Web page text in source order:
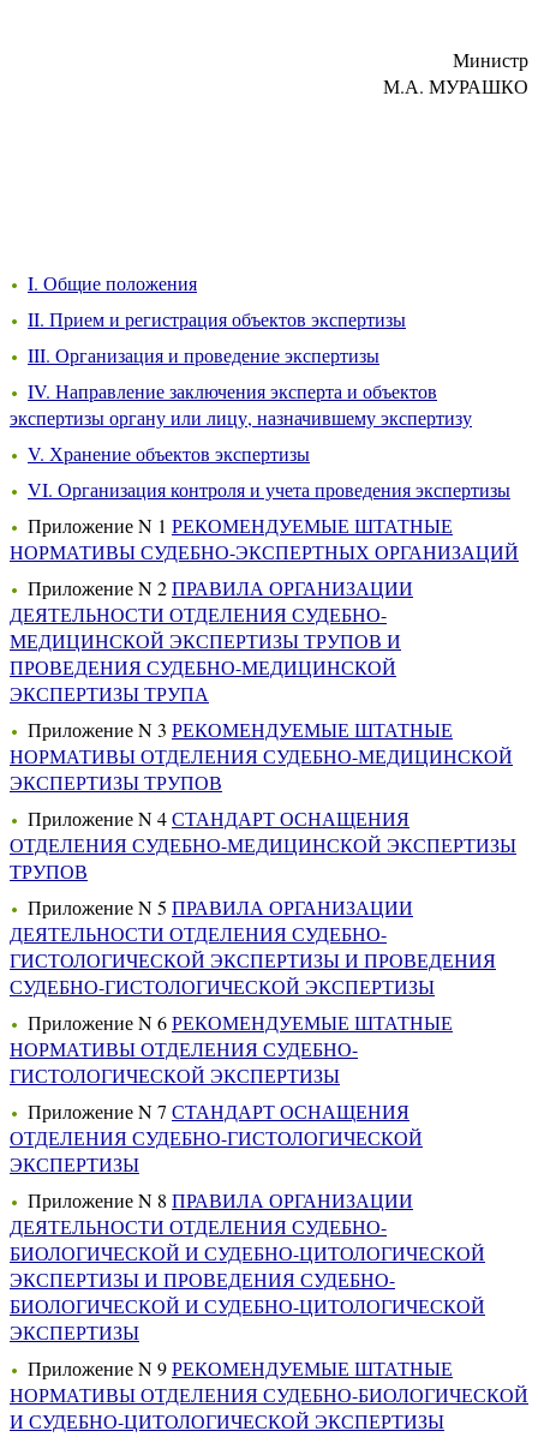
Министр
М.А. МУРАШКО
I. Общие положения
II. Прием и регистрация объектов экспертизы
III. Организация и проведение экспертизы
IV. Направление заключения эксперта и объектов
экспертизы органу или лицу, назначившему экспертизу
V. Хранение объектов экспертизы
VI. Организация контроля и учета проведения экспертизы
Приложение N 1 РЕКОМЕНДУЕМЫЕ ШТАТНЫЕ
НОРМАТИВЫ СУДЕБНО-ЭКСПЕРТНЫХ ОРГАНИЗАЦИЙ
Приложение N 2ПРАВИЛА ОРГАНИЗАЦИИ
ДЕЯТЕЛЬНОСТИ ОТДЕЛЕНИЯ СУДЕБНО-
МЕДИЦИНСКОЙ ЭКСПЕРТИЗЫ ТРУПОВ И
ПРОВЕДЕНИЯ СУДЕБНО-МЕДИЦИНСКОЙ
ЭКСПЕРТИЗЫ ТРУПА
Приложение N 3 РЕКОМЕНДУЕМЫЕ ШТАТНЫЕ
НОРМАТИВЫ ОТДЕЛЕНИЯ СУДЕБНО-МЕДИЦИНСКОЙ
ЭКСПЕРТИЗЫ ТРУПОВ
Приложение N 4СТАНДАРТ ОСНАЩЕНИЯ
ОТДЕЛЕНИЯ СУДЕБНО-МЕДИЦИНСКОЙ ЭКСПЕРТИЗЫ
ТРУПОВ
Приложение N 5 ПРАВИЛА ОРГАНИЗАЦИИ
ДЕЯТЕЛЬНОСТИ ОТДЕЛЕНИЯ СУДЕБНО-
ГИСТОЛОГИЧЕСКОЙ ЭКСПЕРТИЗЫ И ПРОВЕДЕНИЯ
СУДЕБНО-ГИСТОЛОГИЧЕСКОЙ ЭКСПЕРТИЗЫ
Приложение N 6РЕКОМЕНДУЕМЫЕ ШТАТНЫЕ
НОРМАТИВЫ ОТДЕЛЕНИЯ СУДЕБНО-
ГИСТОЛОГИЧЕСКОЙ ЭКСПЕРТИЗЫ
Приложение N 7 СТАНДАРТ ОСНАЩЕНИЯ
ОТДЕЛЕНИЯ СУДЕБНО-ГИСТОЛОГИЧЕСКОЙ
ЭКСПЕРТИЗЫ
Приложение N 8 ПРАВИЛА ОРГАНИЗАЦИИ
ДЕЯТЕЛЬНОСТИ ОТДЕЛЕНИЯ СУДЕБНО-
БИОЛОГИЧЕСКОЙ И СУДЕБНО-ЦИТОЛОГИЧЕСКОЙ
ЭКСПЕРТИЗЫ И ПРОВЕДЕНИЯ СУДЕБНО-
БИОЛОГИЧЕСКОЙ И СУДЕБНО-ЦИТОЛОГИЧЕСКОЙ
ЭКСПЕРТИЗЫ
Приложение N 9РЕКОМЕНДУЕМЫЕ ШТАТНЫЕ
НОРМАТИВЫ ОТДЕЛЕНИЯ СУДЕБНО-БИОЛОГИЧЕСКОЙ
И СУДЕБНО-ЦИТОЛОГИЧЕСКОЙ ЭКСПЕРТИЗЫ